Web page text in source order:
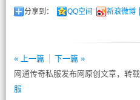
分享到： QQ空间 新浪微博
« 上一篇
下一篇 »
网通传奇私服发布网原创文章，转
服